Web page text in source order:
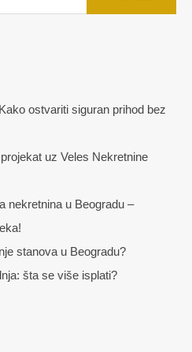
ostvariti siguran prihod bez
uz Veles Nekretnine
nekretnina u Beogradu –
stanova u Beogradu?
šta se više isplati?